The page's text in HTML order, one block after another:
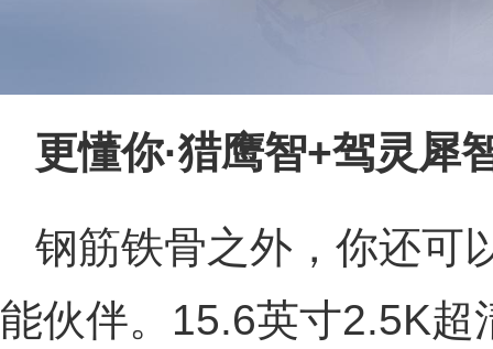
更懂你·猎鹰智+驾灵犀
钢筋铁骨之外，你还可
能伙伴。15.6英寸2.5K